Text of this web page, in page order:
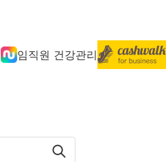
임직원 건강관리